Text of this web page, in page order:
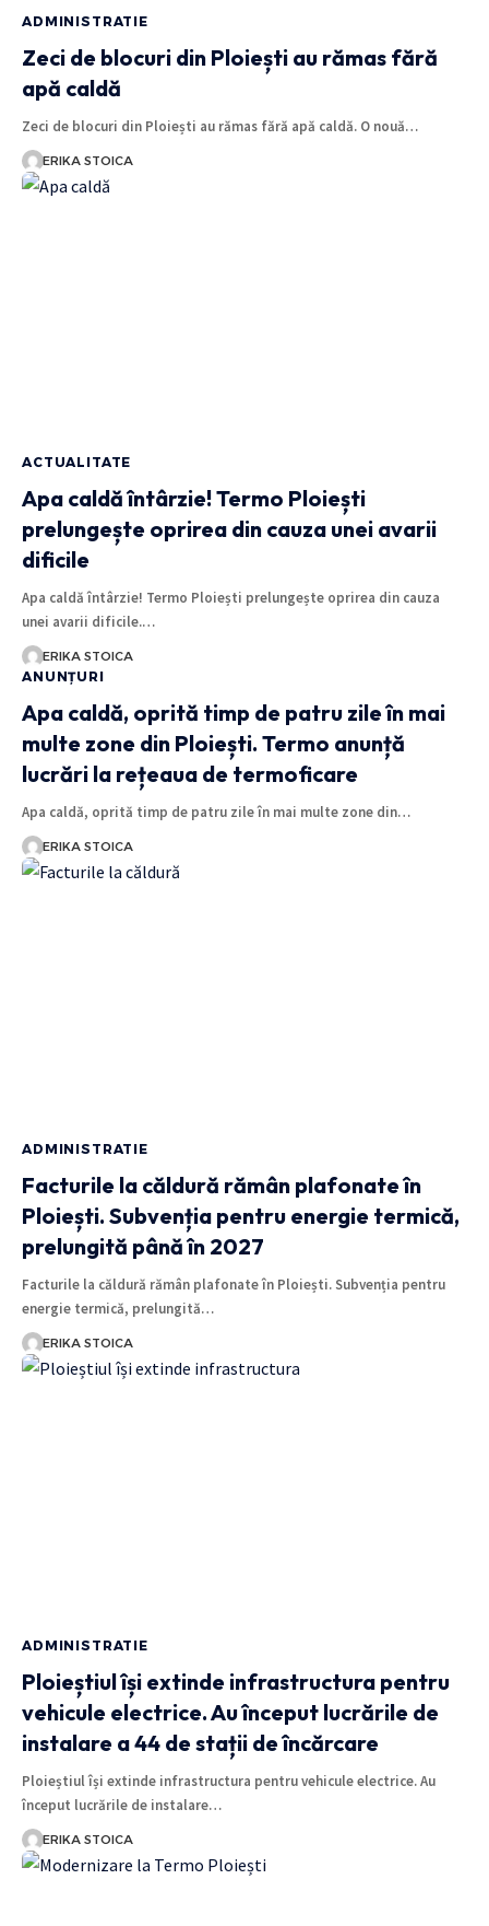
ADMINISTRATIE
Zeci de blocuri din Ploiești au rămas fără
apă caldă
Zeci de blocuri din Ploiești au rămas fără apă caldă. O nouă…
ERIKA STOICA
ACTUALITATE
Apa caldă întârzie! Termo Ploiești
prelungește oprirea din cauza unei avarii
dificile
Apa caldă întârzie! Termo Ploiești prelungește oprirea din cauza
unei avarii dificile.…
ERIKA STOICA
ANUNȚURI
Apa caldă, oprită timp de patru zile în mai
multe zone din Ploiești. Termo anunță
lucrări la rețeaua de termoficare
Apa caldă, oprită timp de patru zile în mai multe zone din…
ERIKA STOICA
ADMINISTRATIE
Facturile la căldură rămân plafonate în
Ploiești. Subvenția pentru energie termică,
prelungită până în 2027
Facturile la căldură rămân plafonate în Ploiești. Subvenția pentru
energie termică, prelungită…
ERIKA STOICA
ADMINISTRATIE
Ploieștiul își extinde infrastructura pentru
vehicule electrice. Au început lucrările de
instalare a 44 de stații de încărcare
Ploieștiul își extinde infrastructura pentru vehicule electrice. Au
început lucrările de instalare…
ERIKA STOICA